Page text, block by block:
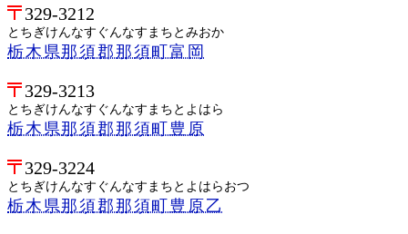
329-3212
とちぎけんなすぐんなすまちとみおか
栃木県那須郡那須町富岡
329-3213
とちぎけんなすぐんなすまちとよはら
栃木県那須郡那須町豊原
329-3224
とちぎけんなすぐんなすまちとよはらおつ
栃木県那須郡那須町豊原乙